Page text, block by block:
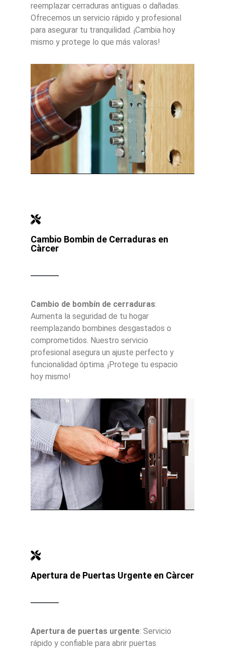
reemplazar cerraduras antiguas o dañadas.
Ofrecemos un servicio rápido y profesional
para asegurar tu tranquilidad. ¡Cambia hoy
mismo y protege lo que más valoras!
Cambio Bombin de Cerraduras en
Càrcer
Cambio de bombín de cerraduras:
Aumenta la seguridad de tu hogar
reemplazando bombines desgastados o
comprometidos. Nuestro servicio
profesional asegura un ajuste perfecto y
funcionalidad óptima. ¡Protege tu espacio
hoy mismo!
Apertura de Puertas Urgente en Càrcer
Apertura de puertas urgente: Servicio
rápido y confiable para abrir puertas